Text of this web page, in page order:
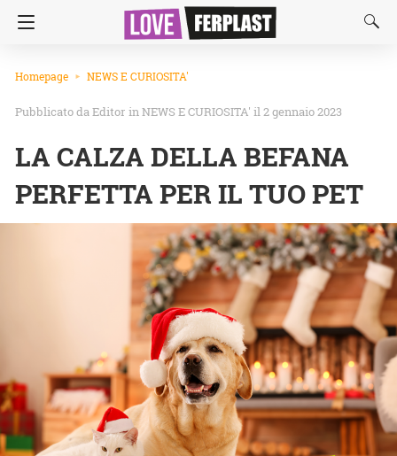
Homepage NEWS E CURIOSITA'
Editor inNEWS E CURIOSITA' il 2 gennaio 2023
LA CALZA DELLA BEFANA
PERFETTA PER IL TUO PET